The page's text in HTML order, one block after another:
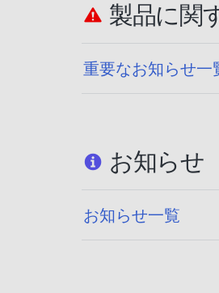
製品に関
重要なお知らせ一
お知らせ
お知らせ一覧